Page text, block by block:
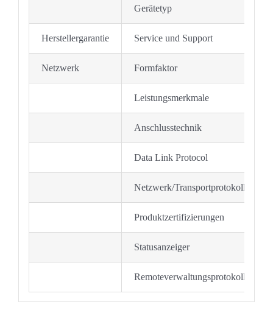
Gerätetyp
Herstellergarantie Service und Support
Netzwerk Formfaktor
Leistungsmerkmale
Anschlusstechnik
Data Link Protocol
Netzwerk/Transportprotokoll
Produktzertifizierungen
Statusanzeiger
Remoteverwaltungsprotokoll